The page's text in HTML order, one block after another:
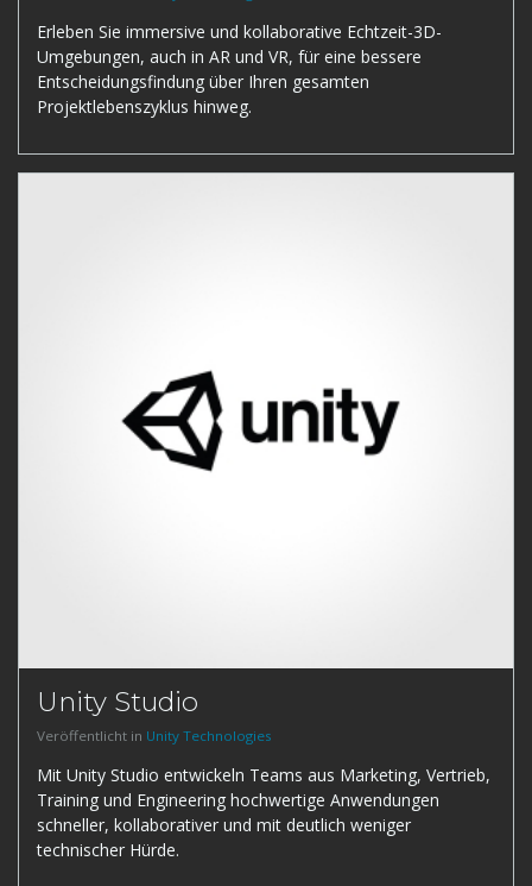
Erleben Sie immersive und kollaborative Echtzeit-3D-
Umgebungen, auch in AR und VR, für eine bessere
Entscheidungsfindung über Ihren gesamten
Projektlebenszyklus hinweg.
Unity Studio
Veröffentlicht in Unity Technologies
Mit Unity Studio entwickeln Teams aus Marketing, Vertrieb,
Training und Engineering hochwertige Anwendungen
schneller, kollaborativer und mit deutlich weniger
technischer Hürde.